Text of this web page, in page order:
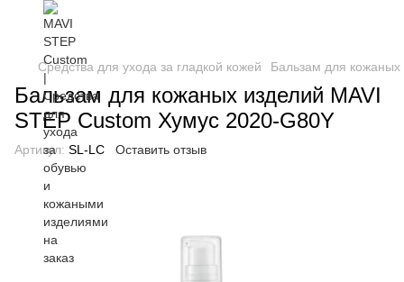
Средства для ухода за гладкой кожей Бальзам для
Бальзам для кожаных изделий MAVI
STEP Custom Хумус 2020-G80Y
Артикул: SL-LC Оставить отзыв